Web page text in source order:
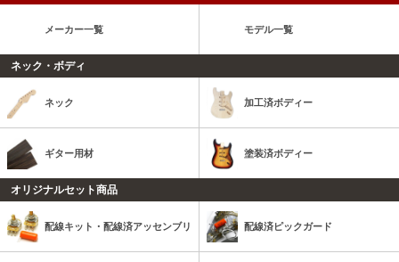
メーカー一覧 モデル一覧
ネック・ボディ
ネック 加工済ボディー
ギター用材 塗装済ボディー
オリジナルセット商品
配線キット・配線済アッセンブリ 配線済ピックガード